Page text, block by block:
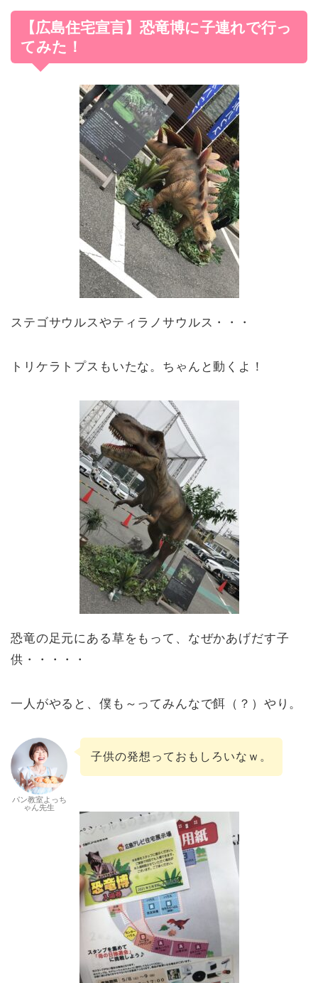
【広島住宅宣言】恐竜博に子連れで行っ
てみた！
ステゴサウルスやティラノサウルス・・・
トリケラトプスもいたな。ちゃんと動くよ！
恐竜の足元にある草をもって、なぜかあげだす子
供・・・・・
一人がやると、僕も～ってみんなで餌（？）やり。
パン教室よっち
ゃん先生
子供の発想っておもしろいなｗ。